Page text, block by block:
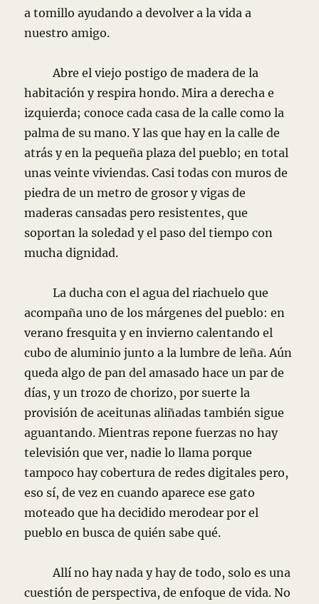
a tomillo ayudando a devolver a la vida a
nuestro amigo.
Abre el viejo postigo de madera de la
habitación y respira hondo. Mira a derecha e
izquierda; conoce cada casa de la calle como la
palma de su mano. Y las que hay en la calle de
atrás y en la pequeña plaza del pueblo; en total
unas veinte viviendas. Casi todas con muros de
piedra de un metro de grosor y vigas de
maderas cansadas pero resistentes, que
soportan la soledad y el paso del tiempo con
mucha dignidad.
La ducha con el agua del riachuelo que
acompaña uno de los márgenes del pueblo: en
verano fresquita y en invierno calentando el
cubo de aluminio junto a la lumbre de leña. Aún
queda algo de pan del amasado hace un par de
días, y un trozo de chorizo, por suerte la
provisión de aceitunas aliñadas también sigue
aguantando. Mientras repone fuerzas no hay
televisión que ver, nadie lo llama porque
tampoco hay cobertura de redes digitales pero,
eso sí, de vez en cuando aparece ese gato
moteado que ha decidido merodear por el
pueblo en busca de quién sabe qué.
Allí no hay nada y hay de todo, solo es una
cuestión de perspectiva, de enfoque de vida. No